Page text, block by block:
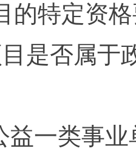
的特定资
是否属于
益一类事